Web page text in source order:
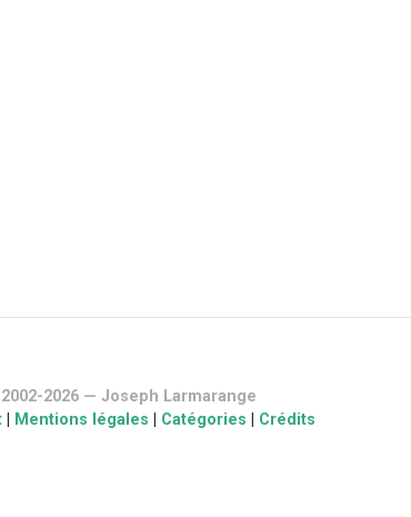
2002-2026 — Joseph Larmarange
Mentions légales Catégories Crédits